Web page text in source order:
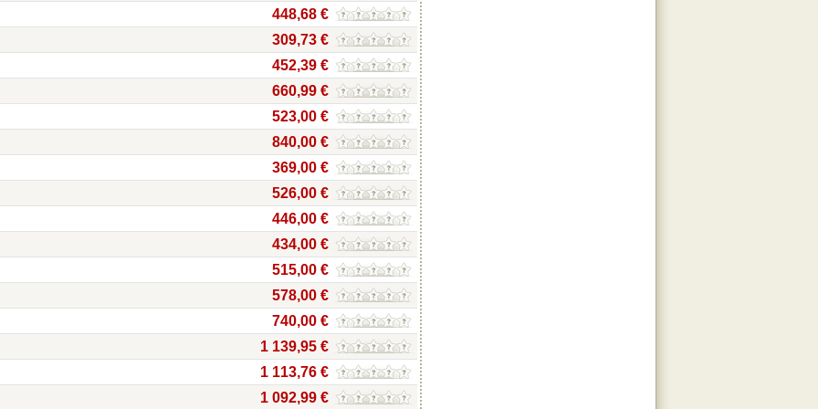
448,68 €
309,73 €
452,39 €
660,99 €
523,00 €
840,00 €
369,00 €
526,00 €
446,00 €
434,00 €
515,00 €
578,00 €
740,00 €
1 139,95 €
1 113,76 €
1 092,99 €